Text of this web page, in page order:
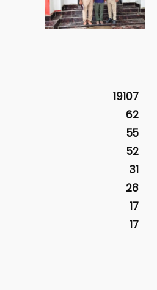
19107
62
55
52
31
28
17
17